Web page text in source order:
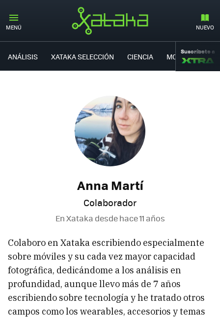
MENÚ NUEVO
ANÁLISIS XATAKA SELECCIÓN CIENCIA MOVILIDAD
Suscríbete a
Anna Martí
Colaborador
En Xataka desdehace 11 años
Colaboro en Xataka escribiendo especialmente
sobre móviles y su cada vez mayor capacidad
fotográfica, dedicándome a los análisis en
profundidad, aunque llevo más de 7 años
escribiendo sobre tecnología y he tratado otros
campos como los wearables, accesorios y temas